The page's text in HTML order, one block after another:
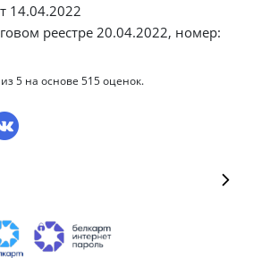
14.04.2022
реестре 20.04.2022, номер:
из5 на основе 515оценок.